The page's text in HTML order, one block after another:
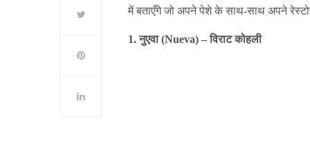
में बताएँगे जो अपने पेशे के साथ-साथ अपने
1. नुएवा (Nueva) – विराट कोहली